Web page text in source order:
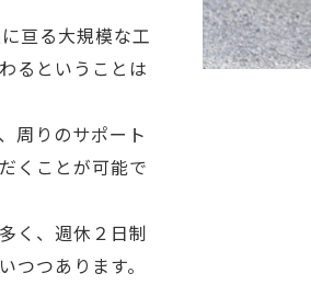
亘る大規模な工
るということは
周りのサポート
くことが可能で
く、週休２日制
つあります。